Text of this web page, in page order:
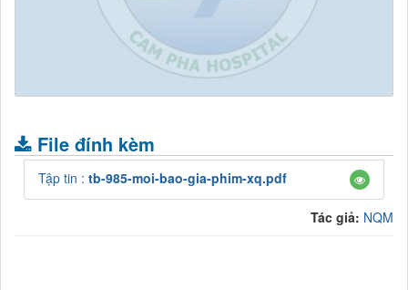
File đính kèm
Tập tin : tb-985-moi-bao-gia-phim-xq.pdf
Tác giả: NQM